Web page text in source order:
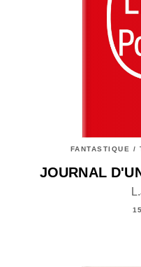
FANTASTIQUE /
JOURNAL